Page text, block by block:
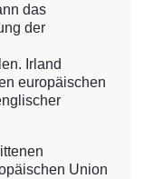
das
der
Irland
europäischen
Union